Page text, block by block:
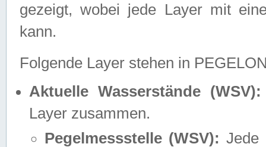
gezeigt, wobei jede Layer mit
kann.
Folgende Layer stehen in
Aktuelle Wasserstände (WSV):
Layer zusammen.
Pegelmessstelle (WSV): Jede